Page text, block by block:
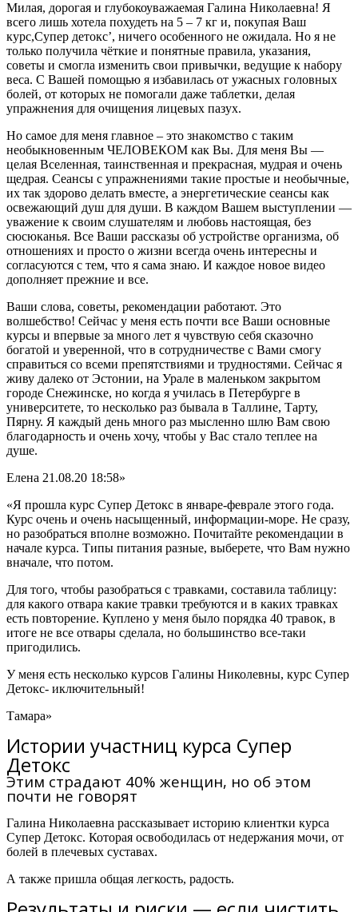
Милая, дорогая и глубокоуважаемая Галина Николаевна! Я
всего лишь хотела похудеть на 5 – 7 кг и, покупая Ваш
курс,Супер детокс’, ничего особенного не ожидала. Но я не
только получила чёткие и понятные правила, указания,
советы и смогла изменить свои привычки, ведущие к набору
веса. С Вашей помощью я избавилась от ужасных головных
болей, от которых не помогали даже таблетки, делая
упражнения для очищения лицевых пазух.
Но самое для меня главное – это знакомство с таким
необыкновенным ЧЕЛОВЕКОМ как Вы. Для меня Вы —
целая Вселенная, таинственная и прекрасная, мудрая и очень
щедрая. Сеансы с упражнениями такие простые и необычные,
их так здорово делать вместе, а энергетические сеансы как
освежающий душ для души. В каждом Вашем выступлении —
уважение к своим слушателям и любовь настоящая, без
сюсюканья. Все Ваши рассказы об устройстве организма, об
отношениях и просто о жизни всегда очень интересны и
согласуются с тем, что я сама знаю. И каждое новое видео
дополняет прежние и все.
Ваши слова, советы, рекомендации работают. Это
волшебство! Сейчас у меня есть почти все Ваши основные
курсы и впервые за много лет я чувствую себя сказочно
богатой и уверенной, что в сотрудничестве с Вами смогу
справиться со всеми препятствиями и трудностями. Сейчас я
живу далеко от Эстонии, на Урале в маленьком закрытом
городе Снежинске, но когда я училась в Петербурге в
университете, то несколько раз бывала в Таллине, Тарту,
Пярну. Я каждый день много раз мысленно шлю Вам свою
благодарность и очень хочу, чтобы у Вас стало теплее на
душе.
Елена 21.08.20 18:58»
«Я прошла курс Супер Детокс в январе-феврале этого года.
Курс очень и очень насыщенный, информации-море. Не сразу,
но разобраться вполне возможно. Почитайте рекомендации в
начале курса. Типы питания разные, выберете, что Вам нужно
вначале, что потом.
Для того, чтобы разобраться с травками, составила таблицу:
для какого отвара какие травки требуются и в каких травках
есть повторение. Куплено у меня было порядка 40 травок, в
итоге не все отвары сделала, но большинство все-таки
пригодились.
У меня есть несколько курсов Галины Николевны, курс Супер
Детокс- иключительный!
Тамара»
Истории участниц курса Супер
Детокс
Этим страдают 40% женщин, но об этом
почти не говорят
Галина Николаевна рассказывает историю клиентки курса
Супер Детокс. Которая освободилась от недержания мочи, от
болей в плечевых суставах.
А также пришла общая легкость, радость.